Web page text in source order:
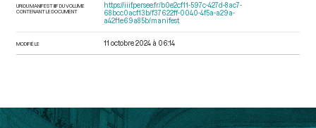
URI DU MANIFEST IIIF DU VOLUME
CONTENANT LE DOCUMENT
https://iiif.persee.fr/b0e2cf11-597c-427d-8ac7-
68bcc0acf13b/f37622ff-0040-4f5a-a29a-
a42f1e69a85b/manifest
MODIFIÉ LE 11 octobre 2024 à 06:14